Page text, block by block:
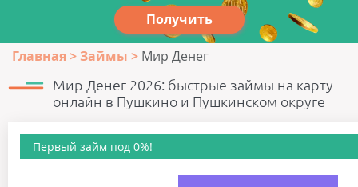
Получить
Главная Займы Мир Денег
Мир Денег 2026: быстрые займы на карту
онлайн в Пушкино и Пушкинском округе
Первый займ под 0%!